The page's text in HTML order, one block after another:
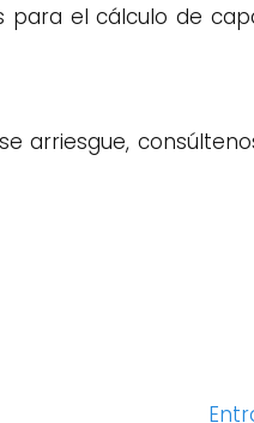
para el cálculo de
arriesgue,